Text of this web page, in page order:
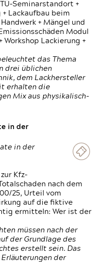
Seminarstandort +
Lackaufbau beim
+ Mängel und
Modul
Workshop Lackierung +
das Thema
drei üblichen
dem Lackhersteller
erhalten die
Mix aus physikalisch-
in der
in der
Kfz-
nach dem
25, Urteil vom
auf die fiktive
ermitteln: Wer ist der
müssen nach der
der Grundlage des
erstellt sein. Das
der